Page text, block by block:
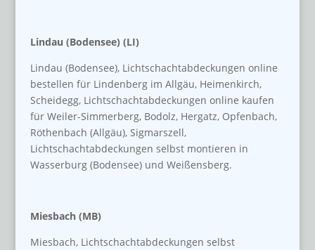
Lindau (Bodensee) (LI)
Lindau (Bodensee), Lichtschachtabdeckungen online
bestellen für Lindenberg im Allgäu, Heimenkirch,
Scheidegg, Lichtschachtabdeckungen online kaufen
für Weiler-Simmerberg, Bodolz, Hergatz, Opfenbach,
Röthenbach (Allgäu), Sigmarszell,
Lichtschachtabdeckungen selbst montieren in
Wasserburg (Bodensee) und Weißensberg.
Miesbach (MB)
Miesbach, Lichtschachtabdeckungen selbst